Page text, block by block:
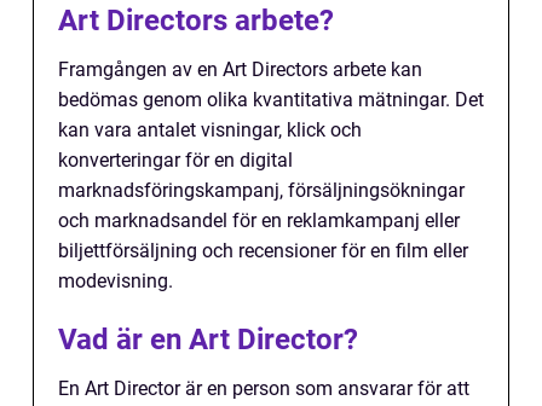
Art Directors arbete?
Framgången av en Art Directors arbete kan
bedömas genom olika kvantitativa mätningar. Det
kan vara antalet visningar, klick och
konverteringar för en digital
marknadsföringskampanj, försäljningsökningar
och marknadsandel för en reklamkampanj eller
biljettförsäljning och recensioner för en film eller
modevisning.
Vad är en Art Director?
En Art Director är en person som ansvarar för att